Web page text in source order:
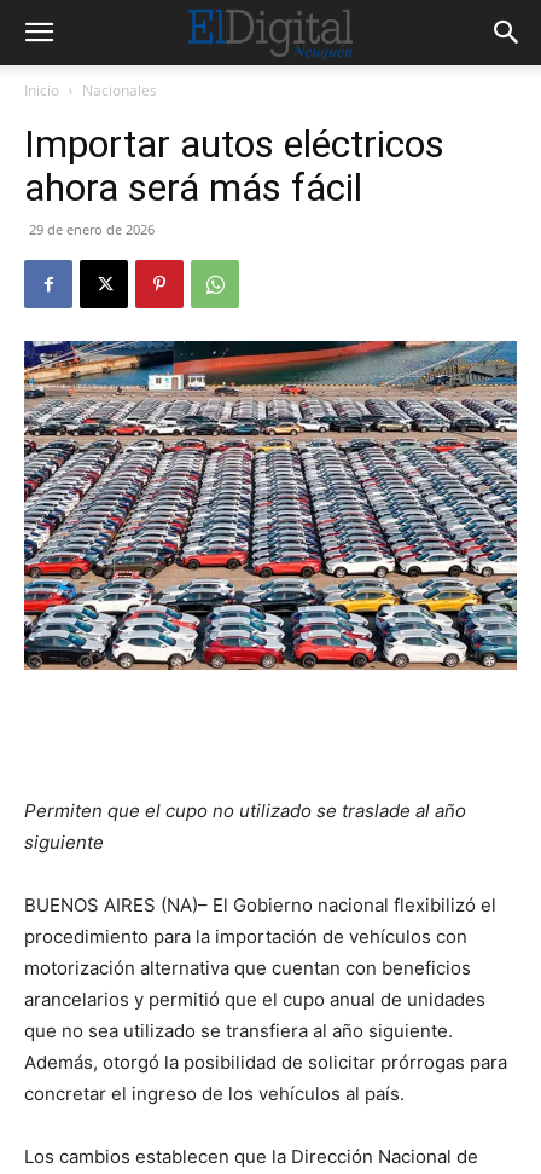
Inicio Nacionales
Importar autos eléctricos
ahora será más fácil
29 de enero de 2026
Permiten que el cupo no utilizado se traslade al año
siguiente
BUENOS AIRES (NA)– El Gobierno nacional flexibilizó el
procedimiento para la importación de vehículos con
motorización alternativa que cuentan con beneficios
arancelarios y permitió que el cupo anual de unidades
que no sea utilizado se transfiera al año siguiente.
Además, otorgó la posibilidad de solicitar prórrogas para
concretar el ingreso de los vehículos al país.
Los cambios establecen que la Dirección Nacional de